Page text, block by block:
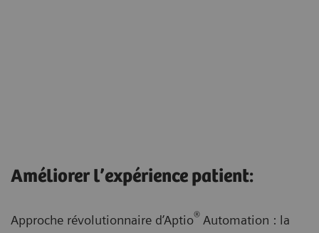
Améliorer l’expérience patient:
Approche révolutionnaire d’Aptio® Automation : la